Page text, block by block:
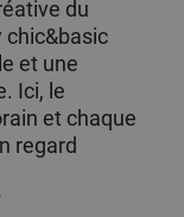
du
chic&basic
et une
Ici, le
et chaque
regard